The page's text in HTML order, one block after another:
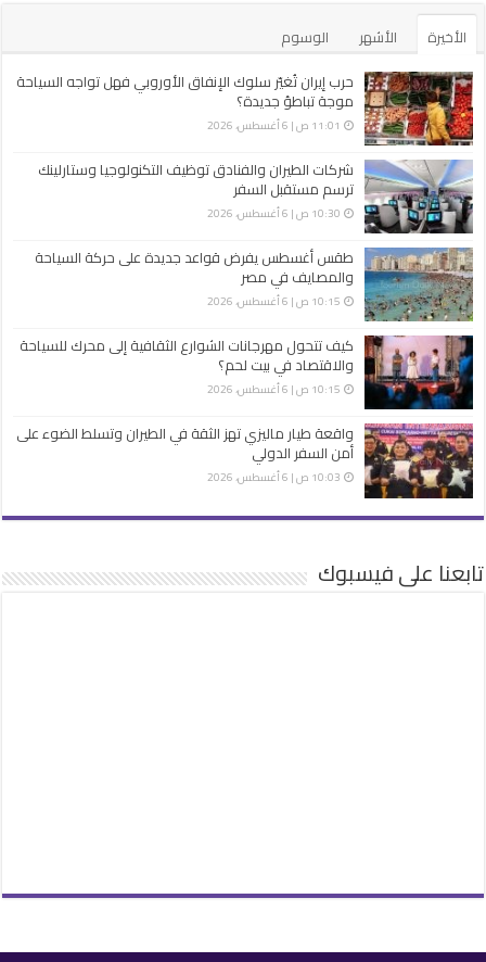
الأخيرة الأشهر
الوسوم
حرب إيران تُغيّر سلوك الإنفاق الأوروبي فهل تواجه السياحة
موجة تباطؤ جديدة؟
11:01 ص | 6 أغسطس، 2026
شركات الطيران والفنادق توظيف التكنولوجيا وستارلينك
ترسم مستقبل السفر
10:30 ص | 6 أغسطس، 2026
طقس أغسطس يفرض قواعد جديدة على حركة السياحة
والمصايف في مصر
10:15 ص | 6 أغسطس، 2026
كيف تتحول مهرجانات الشوارع الثقافية إلى محرك للسياحة
والاقتصاد في بيت لحم؟
10:15 ص | 6 أغسطس، 2026
واقعة طيار ماليزي تهز الثقة في الطيران وتسلط الضوء على
أمن السفر الدولي
10:03 ص | 6 أغسطس، 2026
تابعنا على فيسبوك